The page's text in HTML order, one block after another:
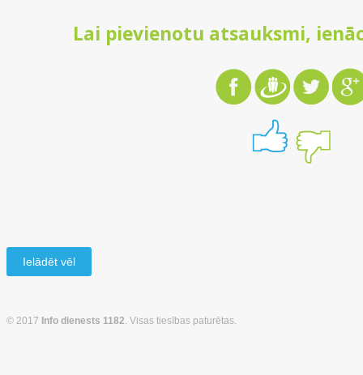
Lai pievienotu atsauksmi,
Ielādēt vēl
© 2017 Info dienests 1182 . Visas tiesības paturētas.